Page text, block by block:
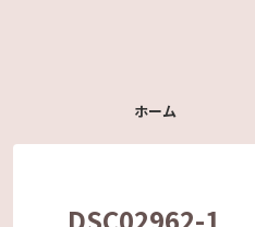
ホーム